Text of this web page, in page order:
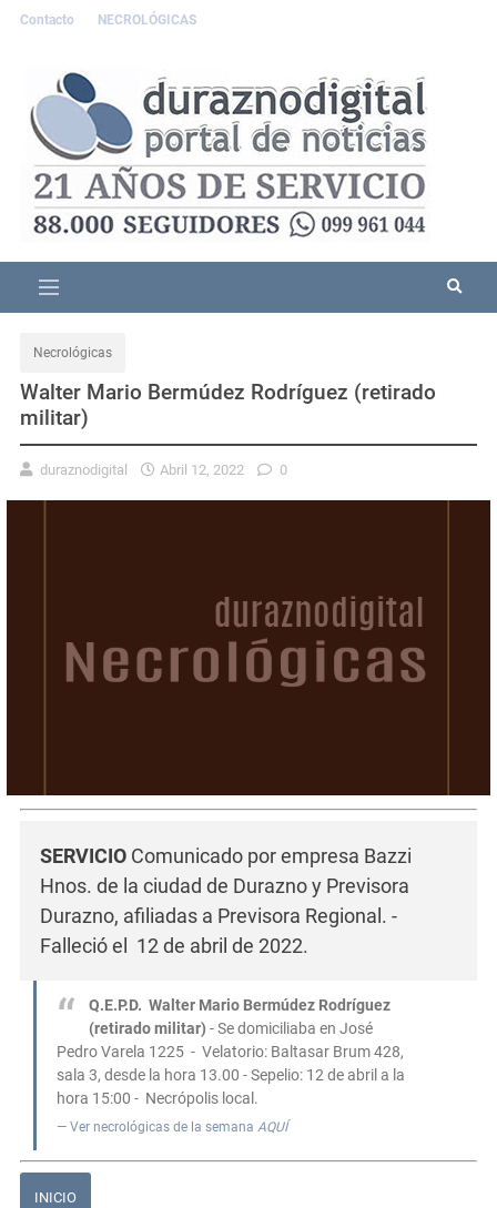
Contacto NECROLÓGICAS
Necrológicas
Walter Mario Bermúdez Rodríguez (retirado
militar)
duraznodigital Abril 12, 2022 0
SERVICIO Comunicado por empresa Bazzi
Hnos. de la ciudad de Durazno y Previsora
Durazno, afiliadas a Previsora Regional. -
Falleció el 12 de abril de 2022.
Q.E.P.D. Walter Mario Bermúdez Rodríguez
(retirado militar) - Se domiciliaba en José
Pedro Varela 1225 - Velatorio: Baltasar Brum 428,
sala 3, desde la hora 13.00 - Sepelio: 12 de abril a la
hora 15:00 - Necrópolis local.
Ver necrológicas de la semana AQUÍ
INICIO